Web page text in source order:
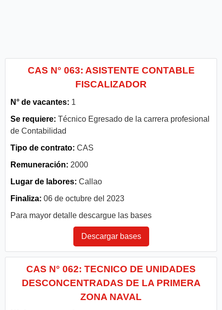
CAS N° 063: ASISTENTE CONTABLE
FISCALIZADOR
N° de vacantes: 1
Se requiere: Técnico Egresado de la carrera profesional
de Contabilidad
Tipo de contrato: CAS
Remuneración: 2000
Lugar de labores: Callao
Finaliza: 06 de octubre del 2023
Para mayor detalle descargue las bases
Descargar bases
CAS N° 062: TECNICO DE UNIDADES
DESCONCENTRADAS DE LA PRIMERA
ZONA NAVAL